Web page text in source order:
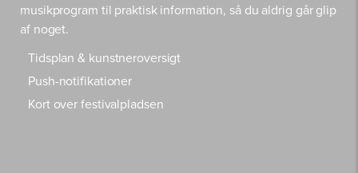
musikprogram til praktisk information, så du aldrig går glip
af noget.
Tidsplan & kunstneroversigt
Push-notifikationer
Kort over festivalpladsen